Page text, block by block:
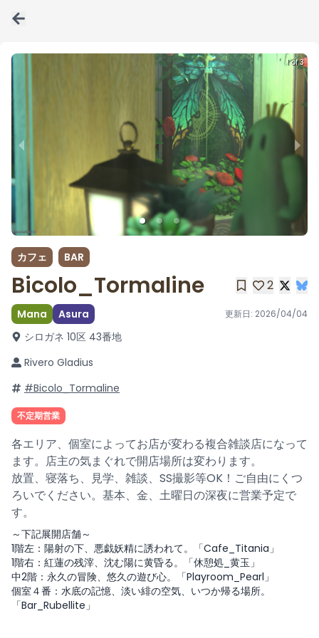
1 of 3
カフェ BAR
Bicolo_Tormaline 2
Mana Asura 更新日: 2026/04/04
シロガネ 10区 43番地
Rivero Gladius
#Bicolo_Tormaline
不定期営業
各エリア、個室によってお店が変わる複合雑談店になって
ます。店主の気まぐれで開店場所は変わります。
放置、寝落ち、見学、雑談、SS撮影等OK！ご自由にくつ
ろいでください。基本、金、土曜日の深夜に営業予定で
す。
～下記展開店舗～
1階左：陽射の下、悪戯妖精に誘われて。「Cafe_Titania」
1階右：紅蓮の残滓、沈む陽に黄昏る。「休憩処_黄玉」
中2階：永久の冒険、悠久の遊び心。「Playroom_Pearl」
個室４番：水底の記憶、淡い緋の空気、いつか帰る場所。
「Bar_Rubellite」